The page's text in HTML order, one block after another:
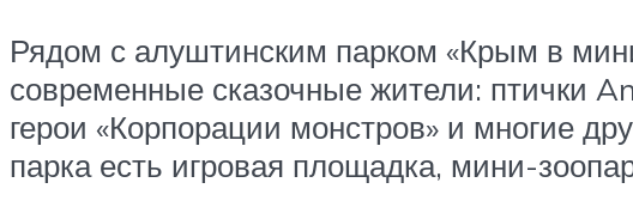
Рядом с алуштинским парком «Крым в
современные сказочные жители: птички
герои «Корпорации монстров» и многие
парка есть игровая площадка, мини-